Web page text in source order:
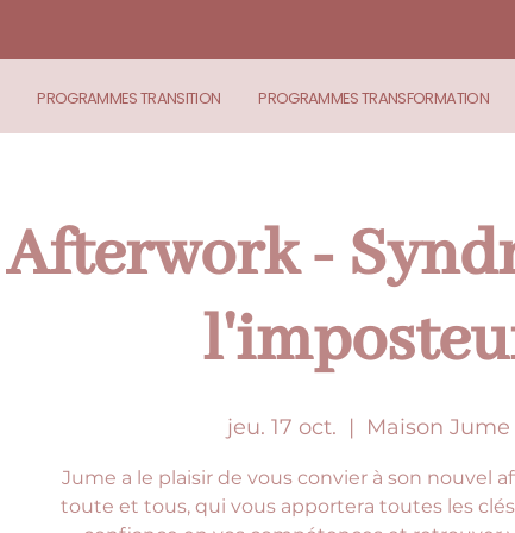
PROGRAMMES TRANSITION PROGRAMMES TRANSFORMATION
Afterwork -
jeu. 17 oct.
  |
Maison Jume
Jume a le plaisir de vous convier à son nouvel
toute et tous, qui vous apportera toutes les